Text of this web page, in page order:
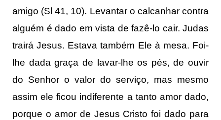
amigo (Sl 41, 10). Levantar o calcanhar contra
alguém é dado em vista de fazê-lo cair. Judas
trairá Jesus. Estava também Ele à mesa. Foi-
lhe dada graça de lavar-lhe os pés, de ouvir
do Senhor o valor do serviço, mas mesmo
assim ele ficou indiferente a tanto amor dado,
porque o amor de Jesus Cristo foi dado para